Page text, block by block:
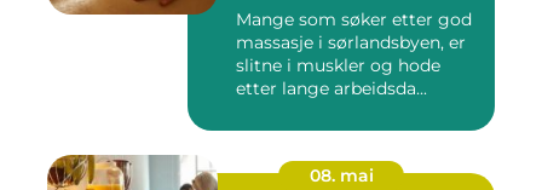
Mange som søker etter god
massasje i sørlandsbyen, er
slitne i muskler og hode
etter lange arbeidsda...
08. mai